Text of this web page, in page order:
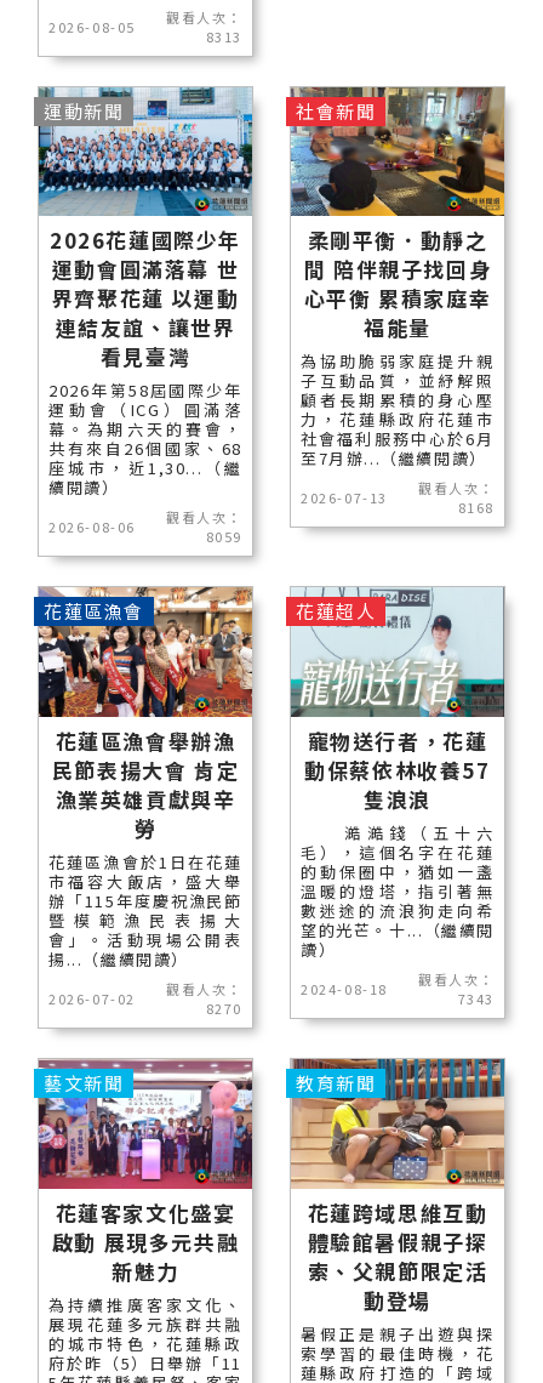
2026-08-05
觀看人次：
8313
2026花蓮國際少年
運動會圓滿落幕 世
界齊聚花蓮 以運動
連結友誼、讓世界
看見臺灣
2026年第58屆國際少年
運動會（ICG）圓滿落
幕。為期六天的賽會，
共有來自26個國家、68
座城市，近1,30...（繼
續閱讀）
2026-08-06
觀看人次：
8059
運動新聞
柔剛平衡．動靜之
間 陪伴親子找回身
心平衡 累積家庭幸
福能量
為協助脆弱家庭提升親
子互動品質，並紓解照
顧者長期累積的身心壓
力，花蓮縣政府花蓮市
社會福利服務中心於6月
至7月辦...（繼續閱讀）
2026-07-13
觀看人次：
8168
社會新聞
花蓮區漁會舉辦漁
民節表揚大會 肯定
漁業英雄貢獻與辛
勞
花蓮區漁會於1日在花蓮
市福容大飯店，盛大舉
辦「115年度慶祝漁民節
暨模範漁民表揚大
會」。活動現場公開表
揚...（繼續閱讀）
2026-07-02
觀看人次：
8270
花蓮區漁會
寵物送行者，花蓮
動保蔡依林收養57
隻浪浪
澔澔錢（五十六
毛），這個名字在花蓮
的動保圈中，猶如一盞
溫暖的燈塔，指引著無
數迷途的流浪狗走向希
望的光芒。十...（繼續閱
讀）
2024-08-18
觀看人次：
7343
花蓮超人
花蓮客家文化盛宴
啟動 展現多元共融
新魅力
為持續推廣客家文化、
展現花蓮多元族群共融
的城市特色，花蓮縣政
府於昨（5）日舉辦「11
藝文新聞
花蓮跨域思維互動
體驗館暑假親子探
索、父親節限定活
動登場
暑假正是親子出遊與探
索學習的最佳時機，花
蓮縣政府打造的「跨域
教育新聞